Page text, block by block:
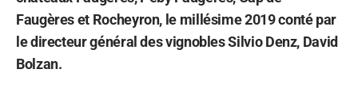
Faugères et Rocheyron, le millésime 2019 conté par
le directeur général des vignobles Silvio Denz, David
Bolzan.